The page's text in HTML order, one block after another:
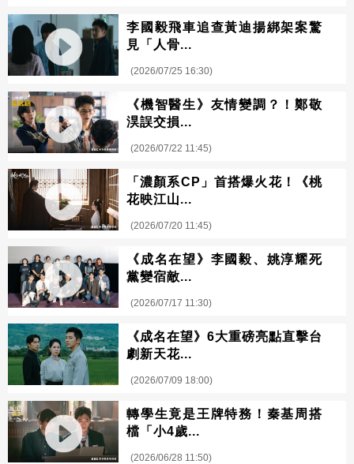
李國毅飛車追查黃迪揚綁架案驚
見「人骨...
(2026/07/25 16:30)
《機智醫生》友情變調？！鄭敬
淏誤交損...
(2026/07/22 11:45)
「濃顏系CP」首搭爆火花！《桃
花映江山...
(2026/07/20 11:45)
《成名在望》李國毅、姚淳耀死
黨變宿敵...
(2026/07/17 11:30)
《成名在望》6大重磅亮點直擊台
劇新天花...
(2026/07/09 18:00)
轉學生竟是王牌特務！秦基周搭
檔「小4歲...
(2026/06/28 11:50)